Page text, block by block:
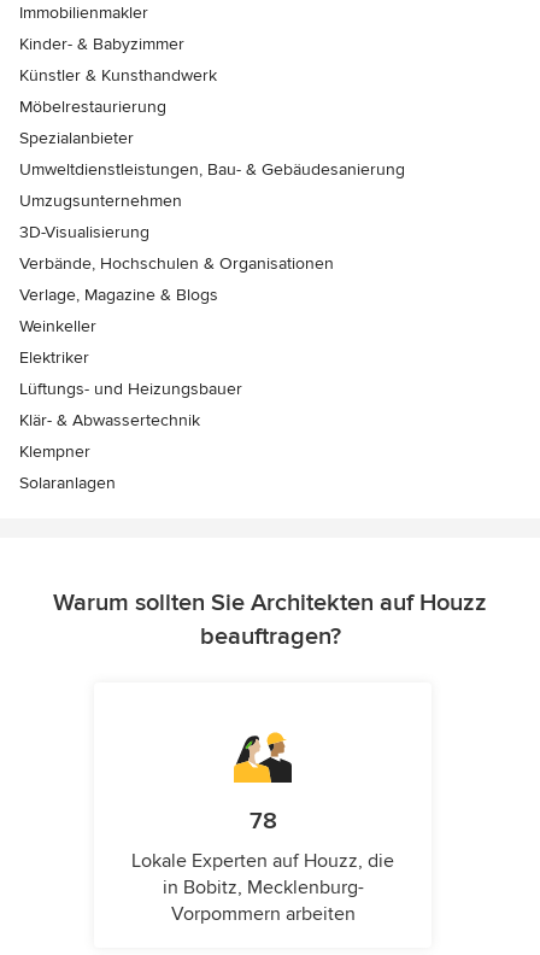
Immobilienmakler
Kinder- & Babyzimmer
Künstler & Kunsthandwerk
Möbelrestaurierung
Spezialanbieter
Umweltdienstleistungen, Bau- & Gebäudesanierung
Umzugsunternehmen
3D-Visualisierung
Verbände, Hochschulen & Organisationen
Verlage, Magazine & Blogs
Weinkeller
Elektriker
Lüftungs- und Heizungsbauer
Klär- & Abwassertechnik
Klempner
Solaranlagen
Warum sollten Sie Architekten auf Houzz
beauftragen?
78
Lokale Experten auf Houzz, die
in Bobitz, Mecklenburg-
Vorpommern arbeiten